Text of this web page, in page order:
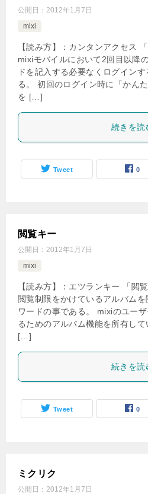
公開日： 2012年1月7日
mixi
【読み方】：カンタンアクセス
mixiモバイルにおいて2回目以降
ドを記入する必要なくログイン
る。 初回のログイン時に「かん
を […]
続きを読
Tweet 0
閲覧キー
公開日： 2012年1月7日
mixi
【読み方】：エツランキー 「閲
閲覧制限をかけているアルバム
ワードの事である。 mixiのユー
るためのアルバム機能を所有し
[…]
続きを読
Tweet 0
ミクリク
公開日： 2012年1月7日